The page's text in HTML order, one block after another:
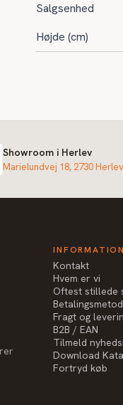
Salgsenhed
Højde (cm)
Showroom i Herlev
Marielundvej 18, 2730 Herlev
INFORMATION
Kontakt
Hvem er vi
Oftest stillede
Fragt og
B2B / EAN
Tilmeld
Download
Fortryd køb